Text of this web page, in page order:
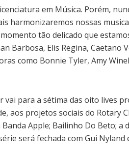
em Música. Porém,
harmonizaremos nossas
tão delicado que
Elis Regina, Caetano
como Bonnie Tyler, Amy
vai para a sétima das oito lives
aos projetos sociais do Rotary
Apple; Bailinho Do Beto;
será fechada com Gui Nyland